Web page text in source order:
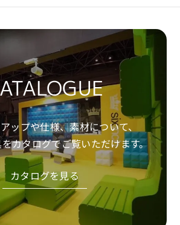
トウェア環境によっては正常に動
による不具合・損害等について
ます。
ンロード・利用をもって、本規
のとみなします。
Download
ップや仕様、素材について、
カタログでご覧いただけます。
カタログを見る